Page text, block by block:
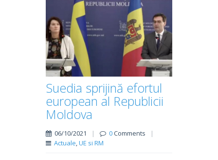
Suedia sprijină efortul
european al Republicii
Moldova
06/10/2021 | 0Comments
|
Actuale,UE si RM